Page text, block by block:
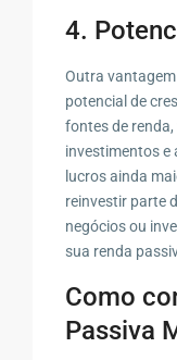
4.
Outra
potencial de
fontes de
investimentos e
lucros ainda
reinvestir parte
negócios ou
sua renda
Como
Passiva